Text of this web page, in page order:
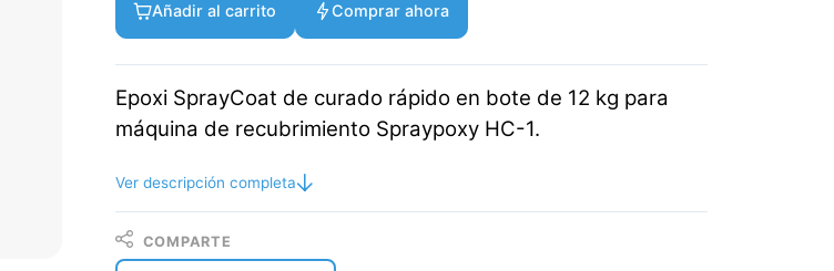
Añadir al carrito Comprar ahora
Epoxi SprayCoat de curado rápido en bote de 12 kg para
máquina de recubrimiento Spraypoxy HC-1.
Ver descripción completa
COMPARTE